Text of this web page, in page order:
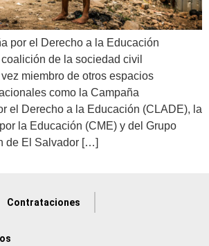
por el Derecho a la Educación
de la sociedad civil
miembro de otros espacios
como la Campaña
el Derecho a la Educación (CLADE), la
la Educación (CME) y del Grupo
de El Salvador […]
Contrataciones